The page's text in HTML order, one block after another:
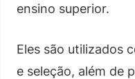
ensino superior.
Eles são utilizados
e seleção, além de